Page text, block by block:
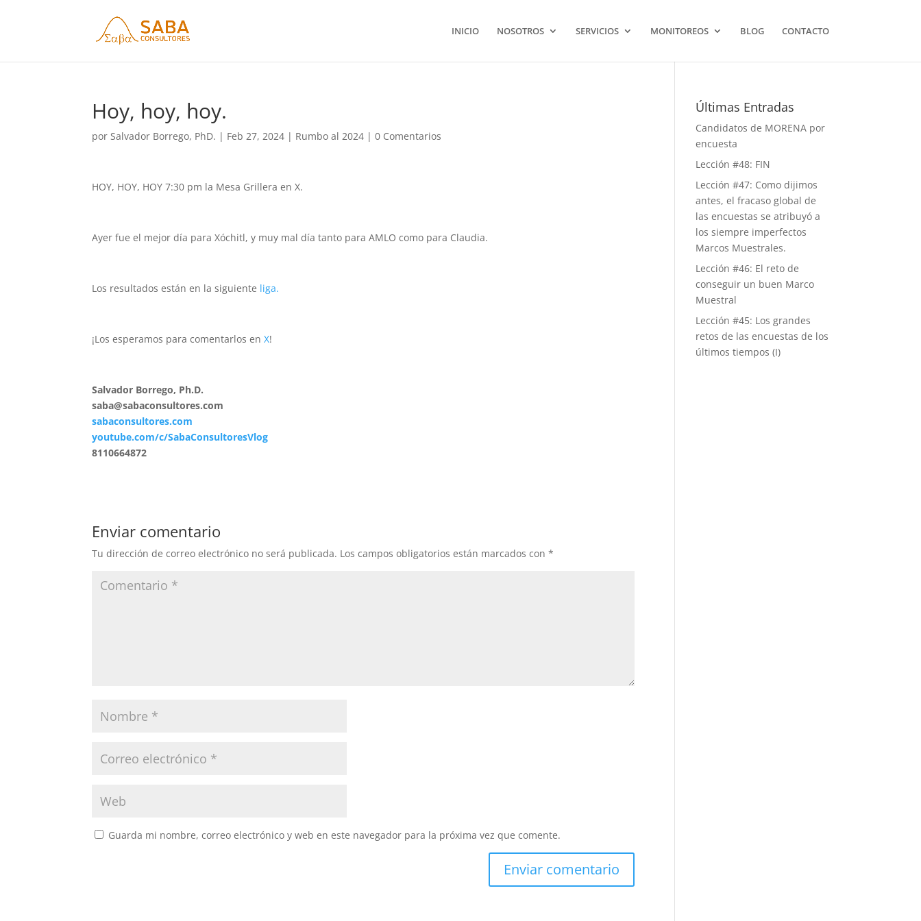
INICIO NOSOTROS SERVICIOS MONITOREOS BLOG CONTACTO
Hoy, hoy, hoy.
porSalvador Borrego, PhD. | Feb 27, 2024 | Rumbo al 2024 |0 Comentarios
HOY, HOY, HOY 7:30 pm la Mesa Grillera en X.
Ayer fue el mejor día para Xóchitl, y muy mal día tanto para AMLO como para Claudia.
Los resultados están en la siguiente liga.
¡Los esperamos para comentarlos enX!
Salvador Borrego, Ph.D.
saba@sabaconsultores.com
sabaconsultores.com
youtube.com/c/SabaConsultoresVlog
8110664872
Enviar comentario
Tu dirección de correo electrónico no será publicada. Los campos obligatorios están marcados con*
Guarda mi nombre, correo electrónico y web en este navegador para la próxima vez que comente.
Últimas Entradas
Candidatos de MORENA por
encuesta
Lección #48: FIN
Lección #47: Como dijimos
antes, el fracaso global de
las encuestas se atribuyó a
los siempre imperfectos
Marcos Muestrales.
Lección #46: El reto de
conseguir un buen Marco
Muestral
Lección #45: Los grandes
retos de las encuestas de los
últimos tiempos (I)